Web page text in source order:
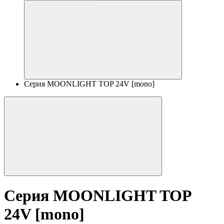
Серия MOONLIGHT TOP 24V [mono]
Серия MOONLIGHT TOP
24V [mono]